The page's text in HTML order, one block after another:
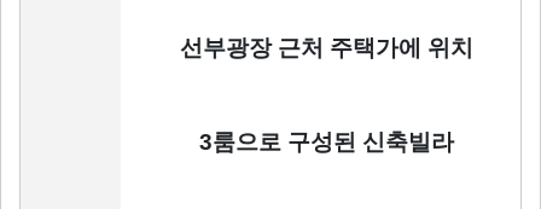
선부광장 근처 주택가에 위치
3룸으로 구성된 신축빌라